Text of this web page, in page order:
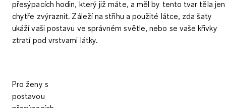
přesýpacích hodin, který již máte, a měl by tento tvar těla jen
chytře zvýraznit. Záleží na střihu a použité látce, zda šaty
ukáží vaši postavu ve správném světle, nebo se vaše křivky
ztratí pod vrstvami látky.
Pro ženy s
postavou